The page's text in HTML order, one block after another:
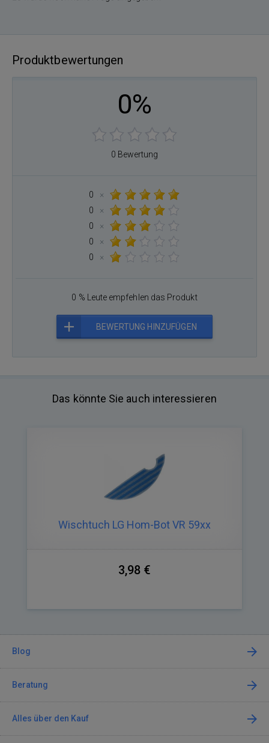
Produktbewertungen
0%
0 Bewertung
0
×
0
×
0
×
0
×
0
×
0 % Leute empfehlen das Produkt
BEWERTUNG HINZUFÜGEN
Das könnte Sie auch interessieren
Wischtuch LG Hom-Bot VR 59xx
3,98 €
Blog
Beratung
Alles über den Kauf